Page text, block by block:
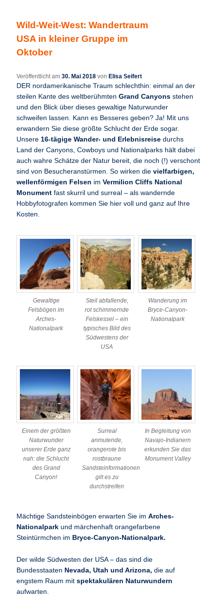
Wild-Weit-West: Wandertraum
USA in kleiner Gruppe im
Oktober
Veröffentlicht am30. Mai 2018 vonElisa Seifert
DER nordamerikanische Traum schlechthin: einmal an der
steilen Kante des weltberühmtenGrand Canyons stehen
und den Blick über dieses gewaltige Naturwunder
schweifen lassen. Kann es Besseres geben? Ja! Mit uns
erwandern Sie diese größte Schlucht der Erde sogar.
Unsere 16-tägige Wander- und Erlebnisreise durchs
Land der Canyons, Cowboys und Nationalparks hält dabei
auch wahre Schätze der Natur bereit, die noch (!) verschont
sind von Besucheranstürmen. So wirken dievielfarbigen,
wellenförmigen Felsen imVermilion Cliffs National
Monument fast skurril und surreal – als wandernde
Hobbyfotografen kommen Sie hier voll und ganz auf Ihre
Kosten.
Gewaltige
Felsbögen im
Arches-
Nationalpark
Steil abfallende,
rot schimmernde
Felskessel – ein
typisches Bild des
Südwestens der
USA
Wanderung im
Bryce-Canyon-
Nationalpark
Einem der größten
Naturwunder
unserer Erde ganz
nah: die Schlucht
des Grand
Canyon!
Surreal
anmutende,
orangerote bis
rostbraune
Sandsteinformationen
gilt es zu
durchstreifen
In Begleitung von
Navajo-Indianern
erkunden Sie das
Monument Valley
Mächtige Sandsteinbögen erwarten Sie imArches-
Nationalpark und märchenhaft orangefarbene
Steintürmchen im Bryce-Canyon-Nationalpark.
Der wilde Südwesten der USA – das sind die
Bundesstaaten Nevada, Utah und Arizona,die auf
engstem Raum mitspektakulären Naturwundern
aufwarten.